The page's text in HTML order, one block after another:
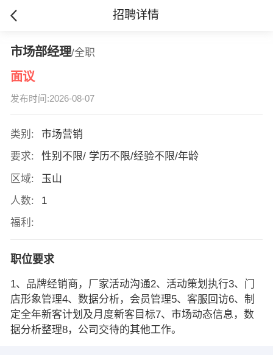
招聘详情
市场部经理/全职
面议
发布时间:2026-08-07
类别:
市场营销
要求:
性别不限/ 学历不限/经验不限/年龄
区域:
玉山
人数:
1
福利:
职位要求
1、品牌经销商，厂家活动沟通2、活动策划执行3、门
店形象管理4、数据分析，会员管理5、客服回访6、制
定全年新客计划及月度新客目标7、市场动态信息，数
据分析整理8，公司交待的其他工作。